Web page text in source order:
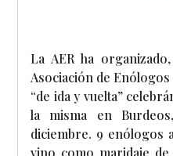
La AER ha
Asociación de
“de ida y vuelta”
la misma en
diciembre. 9 enólogos
vino como maridaje